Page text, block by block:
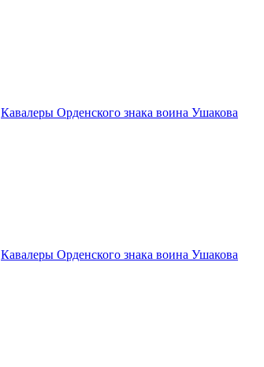
Кавалеры Орденского знака воина Ушакова
Кавалеры Орденского знака воина Ушакова